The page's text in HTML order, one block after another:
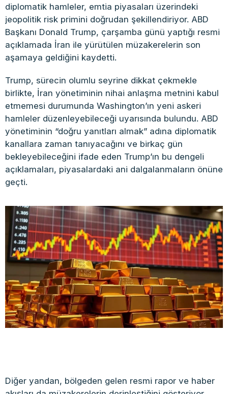
diplomatik hamleler, emtia piyasaları üzerindeki
jeopolitik risk primini doğrudan şekillendiriyor. ABD
Başkanı Donald Trump, çarşamba günü yaptığı resmi
açıklamada İran ile yürütülen müzakerelerin son
aşamaya geldiğini kaydetti.
Trump, sürecin olumlu seyrine dikkat çekmekle
birlikte, İran yönetiminin nihai anlaşma metnini kabul
etmemesi durumunda Washington’ın yeni askeri
hamleler düzenleyebileceği uyarısında bulundu. ABD
yönetiminin “doğru yanıtları almak” adına diplomatik
kanallara zaman tanıyacağını ve birkaç gün
bekleyebileceğini ifade eden Trump’ın bu dengeli
açıklamaları, piyasalardaki ani dalgalanmaların önüne
geçti.
Diğer yandan, bölgeden gelen resmi rapor ve haber